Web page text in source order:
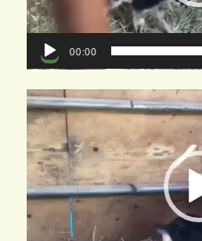
ー
00:00
動
画
プ
レ
ー
ヤ